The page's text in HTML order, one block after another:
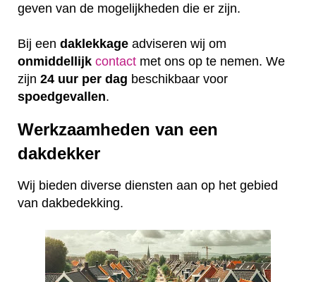
geven van de mogelijkheden die er zijn.
Bij een daklekkage adviseren wij om
onmiddellijk contact met ons op te nemen. We
zijn 24 uur per dag beschikbaar voor
spoedgevallen.
Werkzaamheden van een
dakdekker
Wij bieden diverse diensten aan op het gebied
van dakbedekking.